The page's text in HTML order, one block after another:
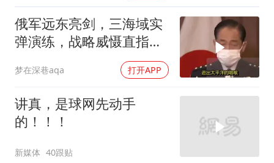
俄军远东亮剑，三海域实
弹演练，战略威慑直指日
梦在深巷aqa 打开APP
讲真，是球网先动手
的！！！
新媒体 40跟贴